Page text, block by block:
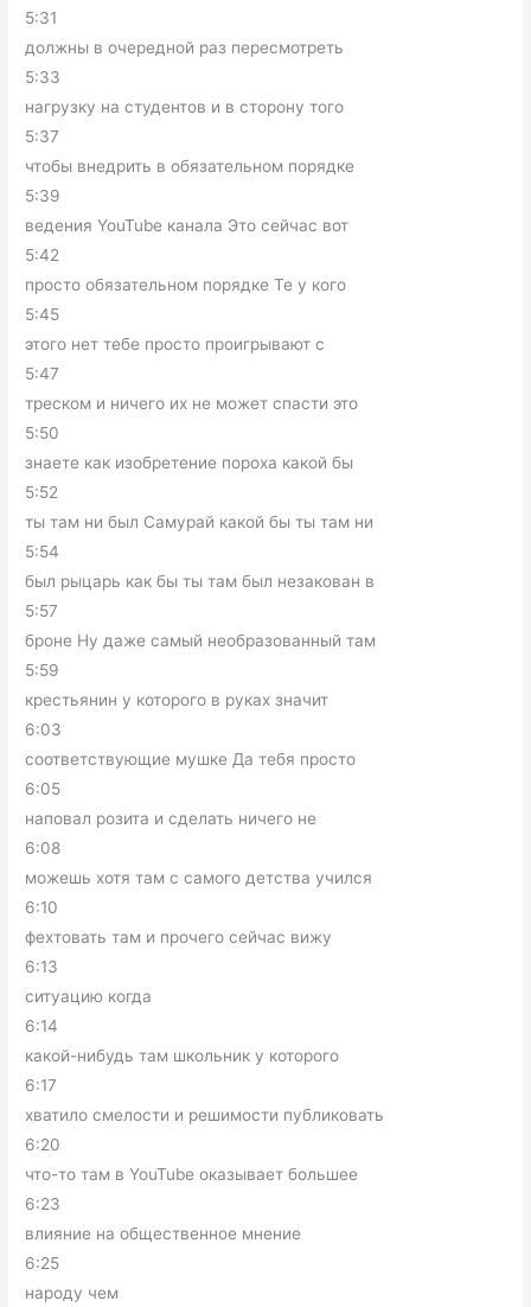
5:31
должны в очередной раз пересмотреть
5:33
нагрузку на студентов и в сторону того
5:37
чтобы внедрить в обязательном порядке
5:39
ведения YouTube канала Это сейчас вот
5:42
просто обязательном порядке Те у кого
5:45
этого нет тебе просто проигрывают с
5:47
треском и ничего их не может спасти это
5:50
знаете как изобретение пороха какой бы
5:52
ты там ни был Самурай какой бы ты там ни
5:54
был рыцарь как бы ты там был незакован в
5:57
броне Ну даже самый необразованный там
5:59
крестьянин у которого в руках значит
6:03
соответствующие мушке Да тебя просто
6:05
наповал розита и сделать ничего не
6:08
можешь хотя там с самого детства учился
6:10
фехтовать там и прочего сейчас вижу
6:13
ситуацию когда
6:14
какой-нибудь там школьник у которого
6:17
хватило смелости и решимости публиковать
6:20
что-то там в YouTube оказывает большее
6:23
влияние на общественное мнение
6:25
народу чем